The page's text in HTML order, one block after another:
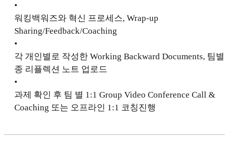
•
워킹백워즈와 혁신 프로세스, Wrap-up
Sharing/Feedback/Coaching
•
각 개인별로 작성한 Working Backward Documents, 팀별
종 리플렉션 노트 업로드
•
과제 확인 후 팀 별 1:1 Group Video Conference Call &
Coaching 또는 오프라인 1:1 코칭진행